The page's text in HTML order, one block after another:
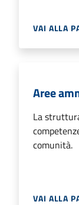
VAI ALLA
Aree
La
comunità.
VAI ALLA